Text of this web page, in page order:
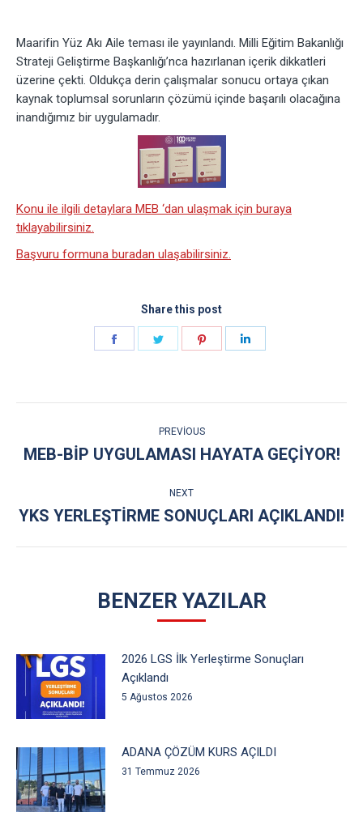
Maarifin Yüz Akı Aile teması ile yayınlandı. Milli Eğitim Bakanlığı
Strateji Geliştirme Başkanlığı’nca hazırlanan içerik dikkatleri
üzerine çekti. Oldukça derin çalışmalar sonucu ortaya çıkan
kaynak toplumsal sorunların çözümü içinde başarılı olacağına
inandığımız bir uygulamadır.
Konu ile ilgili detaylara MEB ‘dan ulaşmak için buraya
tıklayabilirsiniz.
Başvuru formuna buradan ulaşabilirsiniz.
Share this post
NAVIGATION
PREVIOUS
Previous
MEB-BIP UYGULAMASI HAYATA GEÇIYOR!
NEXT
Next
YKS YERLEŞTİRME SONUÇLARI AÇIKLANDI!
BENZER YAZILAR
2026 LGS İlk Yerleştirme Sonuçları
Açıklandı
5 Ağustos 2026
ADANA ÇÖZÜM KURS AÇILDI
31 Temmuz 2026